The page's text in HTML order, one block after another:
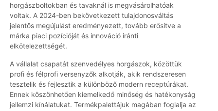
horgászboltokban és tavaknál is megvásárolhatóak
voltak. A 2024-ben bekövetkezett tulajdonosváltás
jelentős megújulást eredményezett, tovább erősítve a
márka piaci pozícióját és innováció iránti
elkötelezettségét.
A vállalat csapatát szenvedélyes horgászok, közöttük
profi és félprofi versenyzők alkotják, akik rendszeresen
tesztelik és fejlesztik a különböző modern receptúrákat.
Ennek köszönhetően kiemelkedő minőség és hatékonyság
jellemzi kínálatukat. Termékpalettájuk magában foglalja az